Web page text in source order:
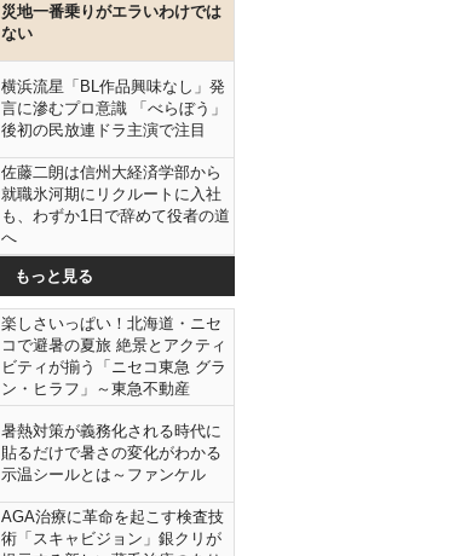
災地一番乗りがエラいわけでは
ない
横浜流星「BL作品興味なし」発
言に滲むプロ意識 「べらぼう」
後初の民放連ドラ主演で注目
佐藤二朗は信州大経済学部から
就職氷河期にリクルートに入社
も、わずか1日で辞めて役者の道
へ
もっと見る
楽しさいっぱい！北海道・ニセ
コで避暑の夏旅 絶景とアクティ
ビティが揃う「ニセコ東急 グラ
ン・ヒラフ」～東急不動産
暑熱対策が義務化される時代に
貼るだけで暑さの変化がわかる
示温シールとは～ファンケル
AGA治療に革命を起こす検査技
術「スキャビジョン」銀クリが